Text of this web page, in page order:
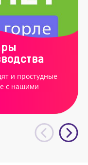
и простудные
с нашими